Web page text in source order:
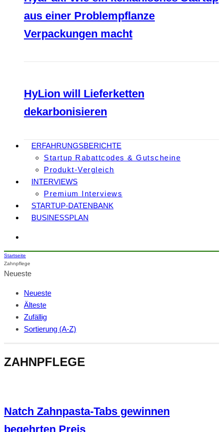
aus einer Problempflanze
Verpackungen macht
HyLion will Lieferketten
dekarbonisieren
ERFAHRUNGSBERICHTE
Startup Rabattcodes & Gutscheine
Produkt-Vergleich
INTERVIEWS
Premium Interviews
STARTUP-DATENBANK
BUSINESSPLAN
Startseite
Zahnpflege
Neueste
Neueste
Älteste
Zufällig
Sortierung (A-Z)
ZAHNPFLEGE
Natch Zahnpasta-Tabs gewinnen
begehrten Preis